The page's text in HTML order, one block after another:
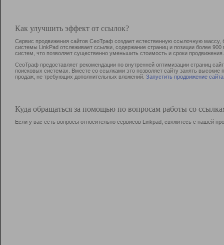
Как улучшить эффект от ссылок?
Сервис продвижения сайтов СеоТраф создает естественную ссылочную
системы LinkPad отслеживает ссылки, содержание страниц и позиции более
систем, что позволяет существенно уменьшить стоимость и сроки продвижения.
СеоТраф предоставляет рекомендации по внутренней оптимизации страниц
поисковых системах. Вместе со ссылками это позволяет сайту занять
продаж, не требующих дополнительных вложений. Запустить продвижение сайта
Куда обращаться за помощью по вопросам работы со
Если у вас есть вопросы относительно сервисов Linkpad, свяжитесь с нашей